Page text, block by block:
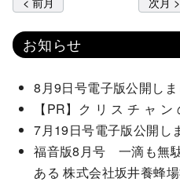
お知らせ
8月9日号電子版公開しま
【PR】ク リ ス チ ャ ン
7月19日号電子版公開し
福音版8月号 一滴も無
ある 株式会社坂井養蜂